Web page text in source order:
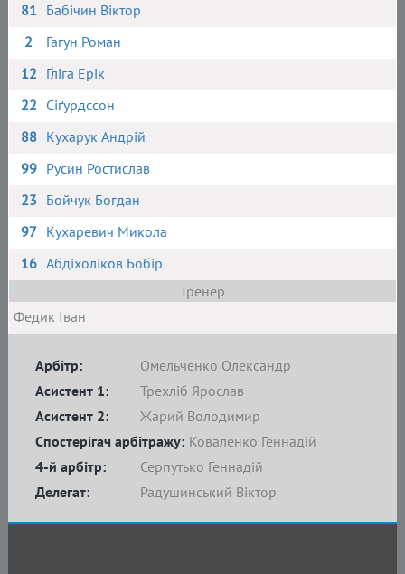
81 Бабічин Віктор
2
Гагун Роман
12 Ґліга Ерік
22 Сіґурдссон
88 Кухарук Андрій
99 Русин Ростислав
23 Бойчук Богдан
97 Кухаревич Микола
16 Абдіхоліков Бобір
Тренер
Федик Іван
Арбітр:
Омельченко Олександр
Асистент 1:
Трехліб Ярослав
Асистент 2:
Жарий Володимир
4-й арбітр:
Серпутько Геннадій
Делегат:
Радушинський Віктор
Спостерігач арбітражу: Коваленко Геннадій